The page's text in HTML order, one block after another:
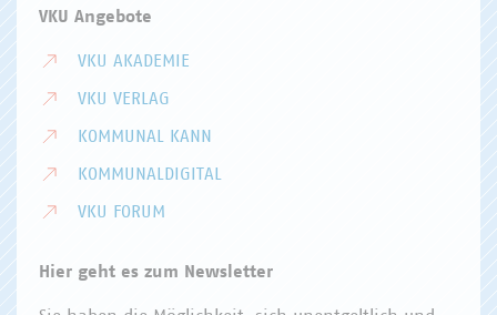
VKU Angebote
VKU AKADEMIE
VKU VERLAG
KOMMUNAL KANN
KOMMUNALDIGITAL
VKU FORUM
Hier geht es zum Newsletter